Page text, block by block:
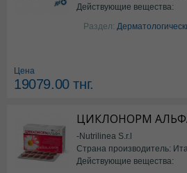
Действующие вещества:
Изотретиноин
Раздел:
Цена
19079.00тнг.
ЦИКЛОНОРМ
-Nutrilinea S.r.l
Страна производитель:
Действующие вещества: